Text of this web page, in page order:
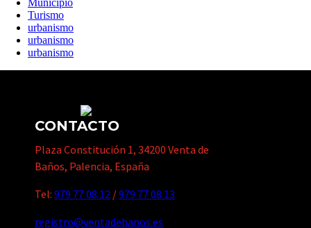
Turismo
urbanismo
urbanismo
urbanismo
CONTACTO
Plaza Constitución 1, 34200 Venta de
Baños, Palencia, España
Tel: 979 77 08 12 /979 77 08 13
registro@ventadebanos.es